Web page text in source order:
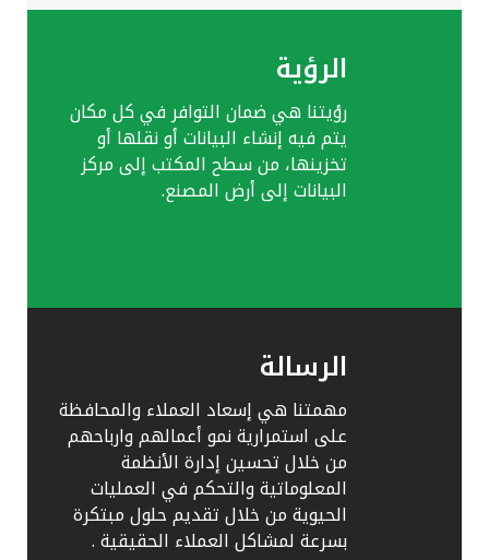
الرؤية
رؤيتنا هي ضمان التوافر في كل مكان
يتم فيه إنشاء البيانات أو نقلها أو
تخزينها، من سطح المكتب إلى مركز
البيانات إلى أرض المصنع.
الرسالة
مهمتنا هي إسعاد العملاء والمحافظة
على استمرارية نمو أعمالهم وارباحهم
من خلال تحسين إدارة الأنظمة
المعلوماتية والتحكم في العمليات
الحيوية من خلال تقديم حلول مبتكرة
بسرعة لمشاكل العملاء الحقيقية .